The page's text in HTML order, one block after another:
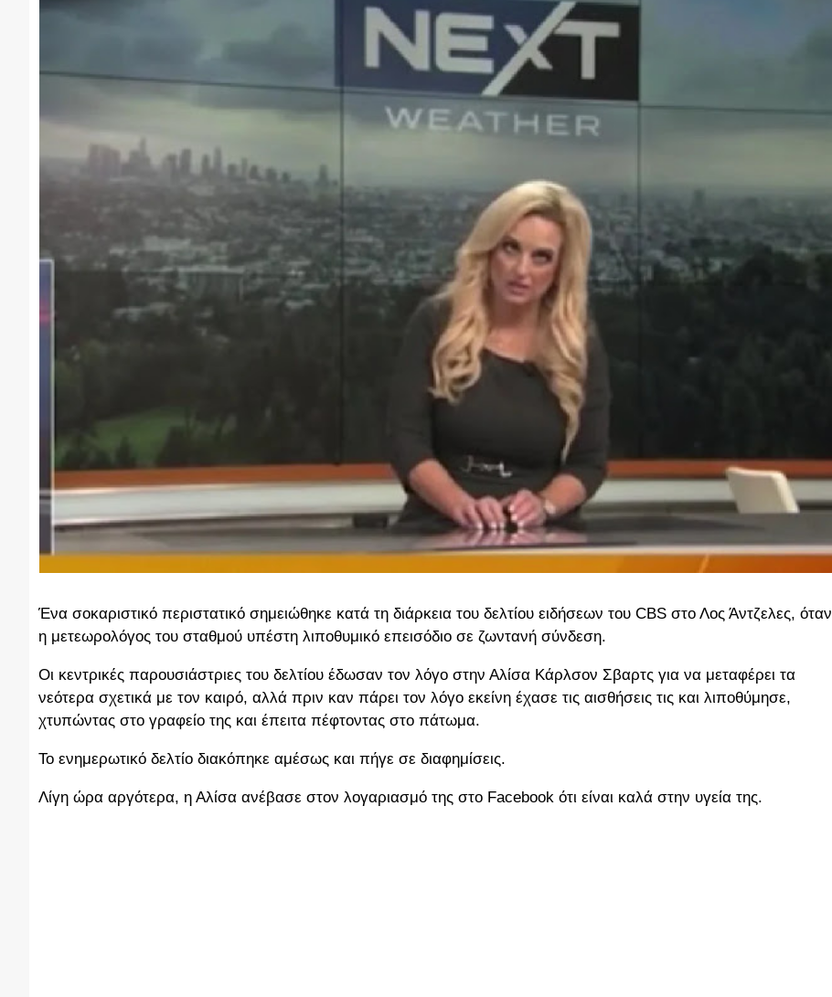
Ένα σοκαριστικό περιστατικό σημειώθηκε κατά τη διάρκεια του δελτίου ειδήσεων του CBS στο Λος Άντζελες, όταν
η μετεωρολόγος του σταθμού υπέστη λιποθυμικό επεισόδιο σε ζωντανή σύνδεση.
Οι κεντρικές παρουσιάστριες του δελτίου έδωσαν τον λόγο στην Αλίσα Κάρλσον Σβαρτς για να μεταφέρει τα
νεότερα σχετικά με τον καιρό, αλλά πριν καν πάρει τον λόγο εκείνη έχασε τις αισθήσεις τις και λιποθύμησε,
χτυπώντας στο γραφείο της και έπειτα πέφτοντας στο πάτωμα.
Το ενημερωτικό δελτίο διακόπηκε αμέσως και πήγε σε διαφημίσεις.
Λίγη ώρα αργότερα, η Αλίσα ανέβασε στον λογαριασμό της στο Facebook ότι είναι καλά στην υγεία της.